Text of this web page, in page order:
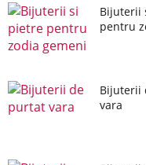
Bijuterii
pentru
Bijuterii
vara